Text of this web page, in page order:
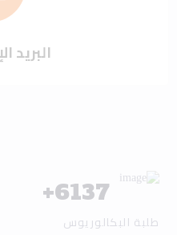
البريد
6137
+
طلبة البكالوريوس